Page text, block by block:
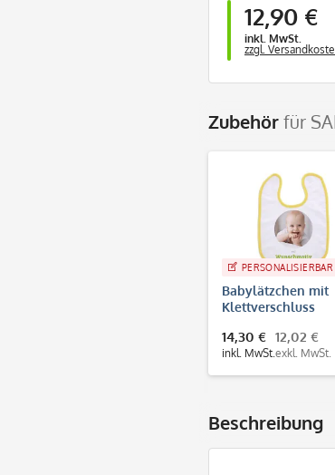
12,90 €
inkl. MwSt.
zzgl.
Zubehörfür
PERSONALISIERBAR
Babylätzchen mit
Klettverschluss
(20x16 cm)
14,30 €
inkl. MwSt.
12,02 €
exkl. MwSt.
Beschreibung